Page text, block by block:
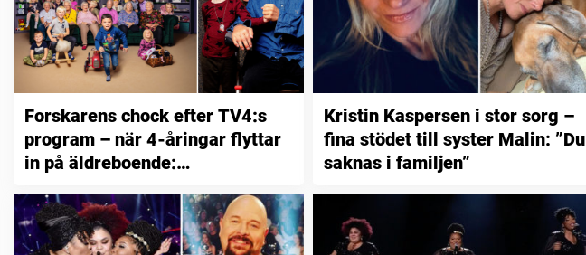
Forskarens chock efter TV4:s
program – när 4-åringar flyttar
in på äldreboende:
Kristin Kaspersen i stor sorg –
fina stödet till syster Malin: ”Du
saknas i familjen”